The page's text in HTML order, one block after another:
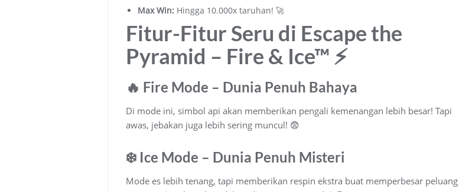
Max Win: Hingga 10.000x taruhan! 🚀
Fitur-Fitur Seru di Escape the
Pyramid – Fire & Ice™ ⚡
🔥 Fire Mode – Dunia Penuh Bahaya
Di mode ini, simbol api akan memberikan pengali kemenangan lebih besar! Tapi
awas, jebakan juga lebih sering muncul! 😨
❄️ Ice Mode – Dunia Penuh Misteri
Mode es lebih tenang, tapi memberikan respin ekstra buat memperbesar peluang